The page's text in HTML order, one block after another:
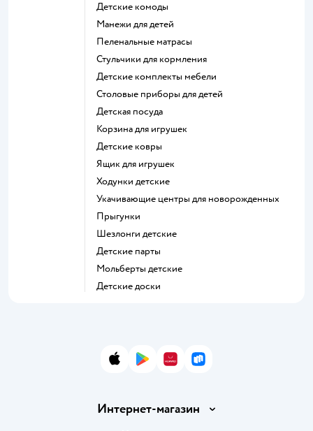
Детские комоды
Манежи для детей
Пеленальные матрасы
Стульчики для кормления
Детские комплекты мебели
Столовые приборы для детей
Детская посуда
Корзина для игрушек
Детские ковры
Ящик для игрушек
Ходунки детские
Укачивающие центры для новорожденных
Прыгунки
Шезлонги детские
Детские парты
Мольберты детские
Детские доски
App StoreGoogle Play
AppGallery
RuStore
Интернет-магазин